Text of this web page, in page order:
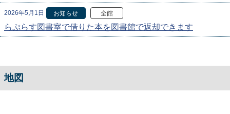
2026年5月1日 お知らせ 全館
らぷらす図書室で借りた本を図書館で返却できます
地図